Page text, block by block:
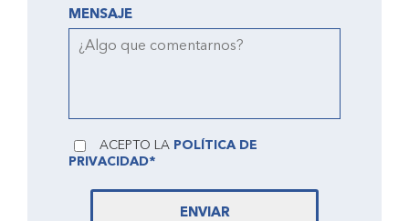
MENSAJE
ACEPTO LA POLÍTICA DE
PRIVACIDAD*
ENVIAR